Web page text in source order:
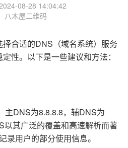
08-28 14:04:42
八木屋二维码
合适的DNS（域名系统）服务
性。以下是一些建议和方法：
主DNS为8.8.8.8，辅DNS为
以其广泛的覆盖和高速解析而著
录用户的部分使用信息。